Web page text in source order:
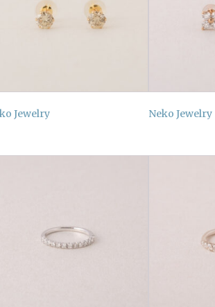
Jewelry Neko Jewelry